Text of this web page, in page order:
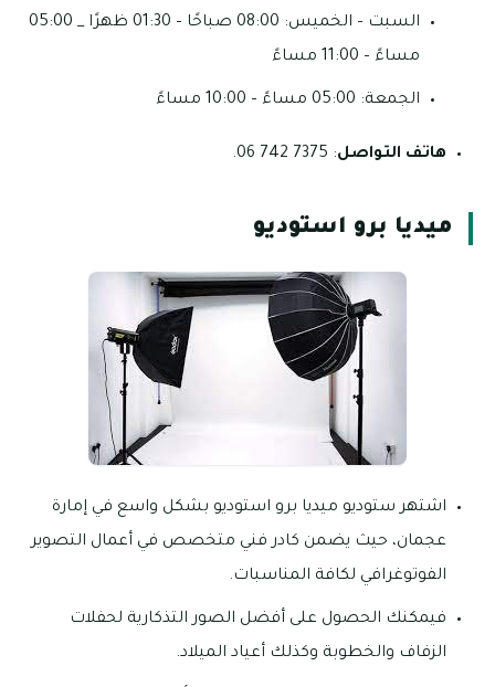
السبت – الخميس: 08:00 صباحًا – 01:30 ظهرًا _ 05:00
مساءً – 11:00 مساءً
الجمعة: 05:00 مساءً – 10:00 مساءً
هاتف التواصل: 7375 742 06.
ميديا برو استوديو
اشتهر ستوديو ميديا برو استوديو بشكل واسع في إمارة
عجمان، حيث يضمن كادر فني متخصص في أعمال التصوير
الفوتوغرافي لكافة المناسبات.
فيمكنك الحصول على أفضل الصور التذكارية لحفلات
الزفاف والخطوبة وكذلك أعياد الميلاد.